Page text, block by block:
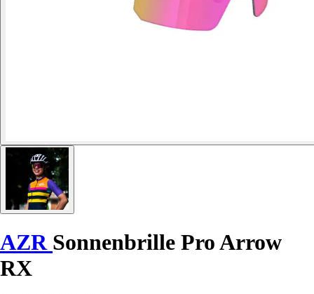
AZR Sonnenbrille Pro Arrow
RX